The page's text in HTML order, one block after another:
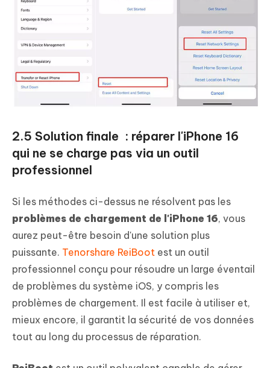
2.5 Solution finale : réparer l'iPhone 16
qui ne se charge pas via un outil
professionnel
Si les méthodes ci-dessus ne résolvent pas les
problèmes de chargement de l'iPhone 16, vous
aurez peut-être besoin d'une solution plus
puissante. Tenorshare ReiBoot est un outil
professionnel conçu pour résoudre un large éventail
de problèmes du système iOS, y compris les
problèmes de chargement. Il est facile à utiliser et,
mieux encore, il garantit la sécurité de vos données
tout au long du processus de réparation.